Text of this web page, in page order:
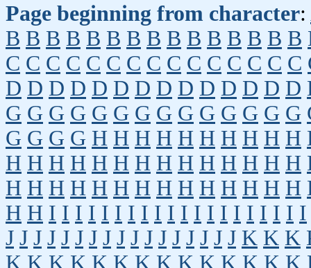
Page beginning from character:
B B B B B B B B B B B B B B B
C C C C C C C C C C C C C C C
D D D D D D D D D D D D D D
G G G G G G G G G G G G G G
G G G G H H H H H H H H H H
H H H H H H H H H H H H H H
H H H H H H H H H H H H H H
H H I I I I I I I I I I I I I I I I I I I I
J J J J J J J J J J J J J J J J J K K K
K K K K K K K K K K K K K K